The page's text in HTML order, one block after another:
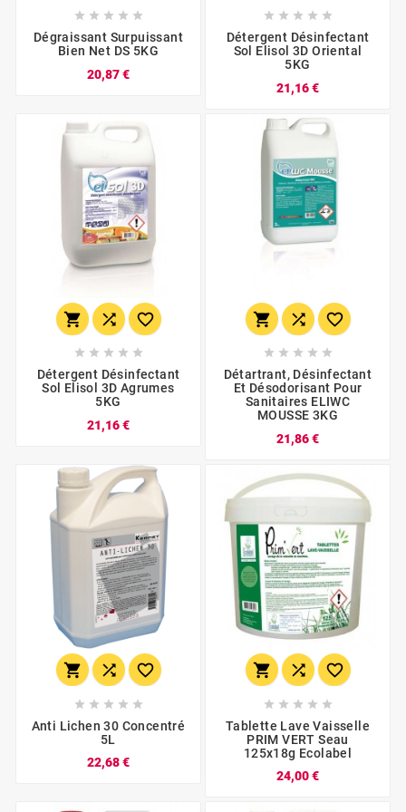
    
Dégraissant Surpuissant
Bien Net DS 5KG
20,87 €
    
Détergent Désinfectant
Sol Elisol 3D Oriental
5KG
21,16 €
  
    
Détergent Désinfectant
Sol Elisol 3D Agrumes
5KG
21,16 €
  
    
Détartrant, Désinfectant
Et Désodorisant Pour
Sanitaires ELIWC
MOUSSE 3KG
21,86 €
  
    
Anti Lichen 30 Concentré
5L
22,68 €
  
    
Tablette Lave Vaisselle
PRIM VERT Seau
125x18g Ecolabel
24,00 €